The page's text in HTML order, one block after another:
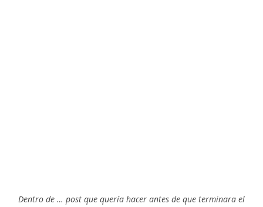
Dentro de … post que quería hacer antes de que terminara el